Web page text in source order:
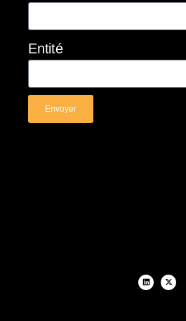
Entité
Envoyer